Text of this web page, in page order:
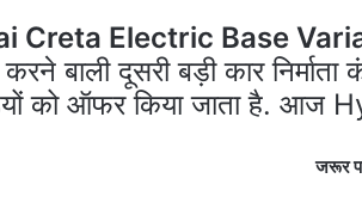
Creta Electric Base
करने बाली दूसरी बड़ी कार
को ऑफर किया जाता है. आज
जरूर